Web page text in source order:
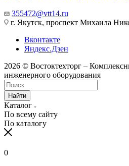
355472@vtt14.ru
г. Якутск, проспект Михаила
Вконтакте
Яндекс.Дзен
2026 © Востоктехторг –
инженерного оборудования
Найти
Каталог
По всему сайту
По каталогу
0